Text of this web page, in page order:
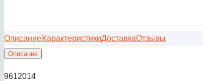
ОписаниеХарактеристикиДоставкаОтзывы
Описание
9612014